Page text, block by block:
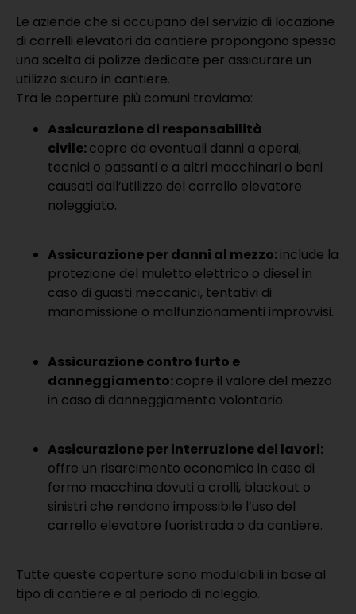
Le aziende che si occupano del servizio di locazione
di carrelli elevatori da cantiere propongono spesso
una scelta di polizze dedicate per assicurare un
utilizzo sicuro in cantiere.
Tra le coperture più comuni troviamo:
Assicurazione di responsabilità
civile:copre da eventuali danni a operai,
tecnici o passanti e a altri macchinari o beni
causati dall’utilizzo del carrello elevatore
noleggiato.
Assicurazione per danni al mezzo:include la
protezione del muletto elettrico o diesel in
caso di guasti meccanici, tentativi di
manomissione o malfunzionamenti improvvisi.
Assicurazione contro furto e
danneggiamento:copre il valore del mezzo
in caso di danneggiamento volontario.
Assicurazione per interruzione dei lavori:
offre un risarcimento economico in caso di
fermo macchina dovuti a crolli, blackout o
sinistri che rendono impossibile l’uso del
carrello elevatore fuoristrada o da cantiere.
Tutte queste coperture sono modulabili in base al
tipo di cantiere e al periodo di noleggio.